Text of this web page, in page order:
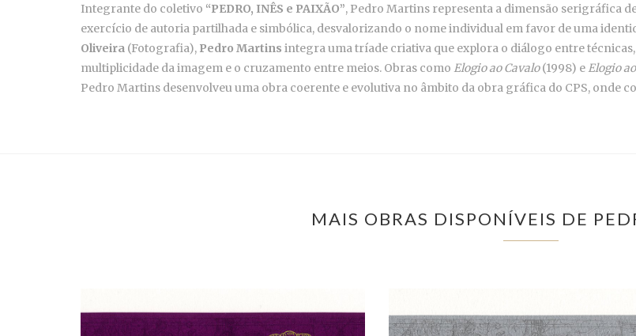
Integrante do coletivo “PEDRO, INÊS e PAIXÃO”, Pedro Martins representa a dimensão serigráfica
exercício de autoria partilhada e simbólica, desvalorizando o nome individual em favor de uma
Oliveira (Fotografia), Pedro Martins integra uma tríade criativa que explora o diálogo entre
multiplicidade da imagem e o cruzamento entre meios. Obras como Elogio ao Cavalo(1998) e Elogio
Pedro Martins desenvolveu uma obra coerente e evolutiva no âmbito da obra gráfica do CPS, onde
MAIS OBRAS DISPONÍVEIS DE